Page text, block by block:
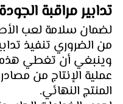
تدابير مراقبة
لضمان سلامة لعب
من الضروري تنفيذ
وينبغي أن تغطي هذه
عملية الإنتاج من
المنتج النهائي.